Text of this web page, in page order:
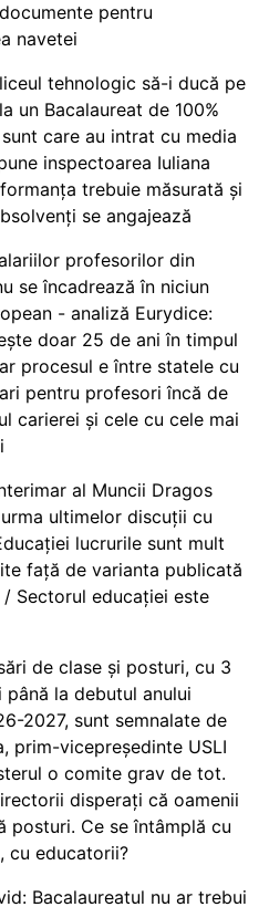
pentru
navetei
tehnologic să-i ducă pe
un Bacalaureat de 100%
care au intrat cu media
inspectoarea Iuliana
trebuie măsurată și
se angajează
profesorilor din
se încadrează în niciun
- analiză Eurydice:
doar 25 de ani în timpul
procesul e între statele cu
pentru profesori încă de
carierei și cele cu cele mai
al Muncii Dragos
ultimelor discuții cu
lucrurile sunt mult
față de varianta publicată
/ Sectorul educației este
de clase și posturi, cu 3
până la debutul anului
2027, sunt semnalate de
prim-vicepreședinte USLI
o comite grav de tot.
disperați că oamenii
posturi. Ce se întâmplă cu
cu educatorii?
Bacalaureatul nu ar trebui